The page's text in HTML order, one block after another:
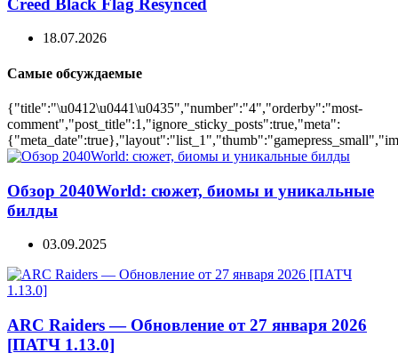
18.07.2026
Самые обсуждаемые
{"title":"\u0412\u0441\u0435","number":"4","orderby":"most-
comment","post_title":1,"ignore_sticky_posts":true,"meta":
Обзор 2040World: сюжет, биомы и уникальные
билды
03.09.2025
ARC Raiders — Обновление от 27 января 2026
[ПАТЧ 1.13.0]